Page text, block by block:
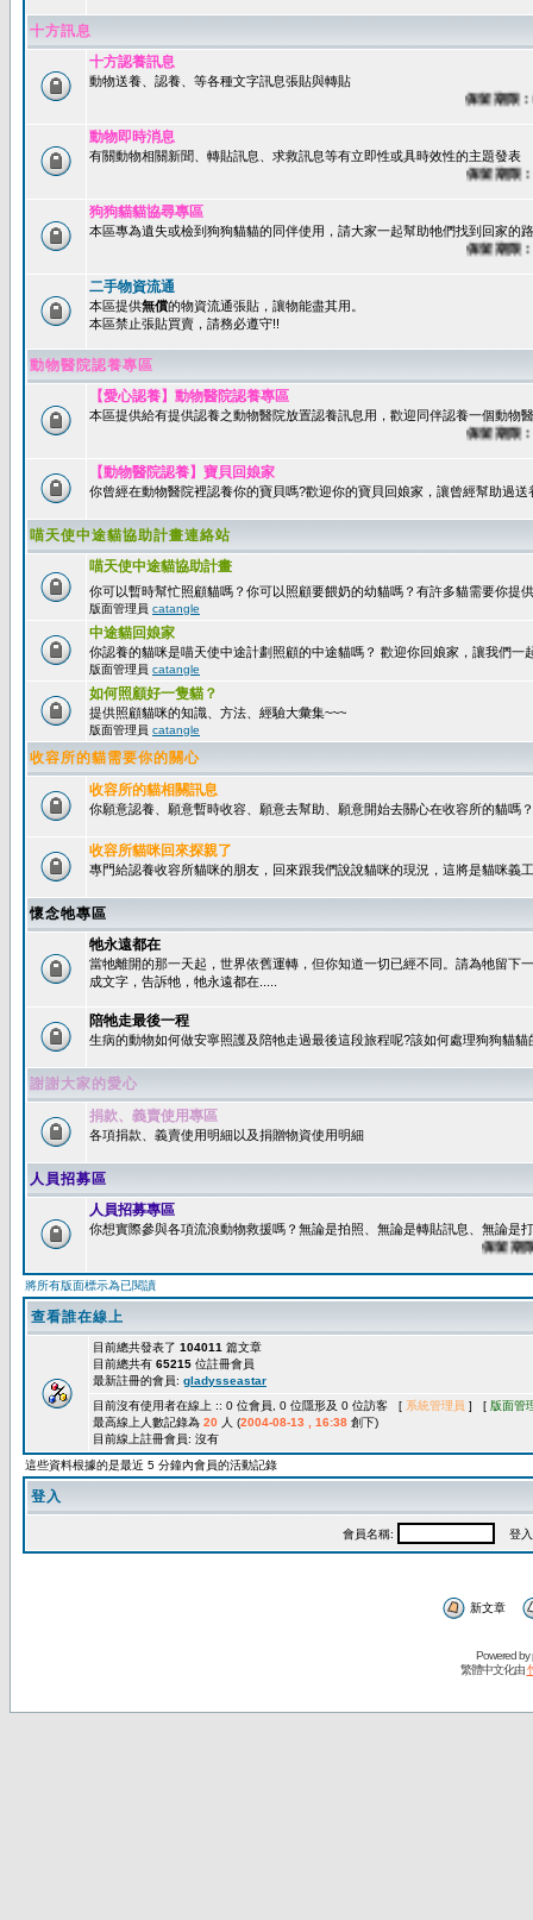
十方訊息
十方認養訊息
動物送養、認養、等各種文字訊息張貼與轉貼
保留期限：60
動物即時消息
有關動物相關新聞、轉貼訊息、求救訊息等有立即性或具時效性的主題發表
保留期限：45
狗狗貓貓協尋專區
本區專為遺失或檢到狗狗貓貓的同伴使用，請大家一起幫助牠們找到回家的
保留期限：60
二手物資流通
本區提供無償的物資流通張貼，讓物能盡其用。
本區禁止張貼買賣，請務必遵守!!
動物醫院認養專區
【愛心認養】動物醫院認養專區
本區提供給有提供認養之動物醫院放置認養訊息用，歡迎同伴認養一個動物
保留期限：60
【動物醫院認養】寶貝回娘家
你曾經在動物醫院裡認養你的寶貝嗎?歡迎你的寶貝回娘家，讓曾經幫助過
喵天使中途貓協助計畫連絡站
喵天使中途貓協助計畫
你可以暫時幫忙照顧貓嗎？你可以照顧要餵奶的幼貓嗎？有許多貓需要你提
版面管理員 catangle
中途貓回娘家
你認養的貓咪是喵天使中途計劃照顧的中途貓嗎？ 歡迎你回娘家，讓我們一
版面管理員 catangle
如何照顧好一隻貓？
提供照顧貓咪的知識、方法、經驗大彙集~~~
版面管理員 catangle
收容所的貓需要你的關心
收容所的貓相關訊息
你願意認養、願意暫時收容、願意去幫助、願意開始去關心在收容所的貓嗎？
收容所貓咪回來探親了
專門給認養收容所貓咪的朋友，回來跟我們說說貓咪的現況，這將是貓咪義
懷念牠專區
牠永遠都在
當牠離開的那一天起，世界依舊運轉，但你知道一切已經不同。請為牠留下
成文字，告訴牠，牠永遠都在.....
陪牠走最後一程
生病的動物如何做安寧照護及陪牠走過最後這段旅程呢?該如何處理狗狗貓貓
謝謝大家的愛心
捐款、義賣使用專區
各項捐款、義賣使用明細以及捐贈物資使用明細
人員招募區
人員招募專區
你想實際參與各項流浪動物救援嗎？無論是拍照、無論是轉貼訊息、無論是
保留期限：
將所有版面標示為已閱讀
查看誰在線上
目前總共發表了 104011 篇文章
目前總共有 65215 位註冊會員
最新註冊的會員: gladysseastar
目前沒有使用者在線上 :: 0 位會員, 0 位隱形及 0 位訪客 [ 系統管理員 ] [ 版面管
最高線上人數記錄為 20 人 (2004-08-13 , 16:38 創下)
目前線上註冊會員: 沒有
這些資料根據的是最近 5 分鐘內會員的活動記錄
登入
會員名稱: 登入
新文章
Powered by
繁體中文化由